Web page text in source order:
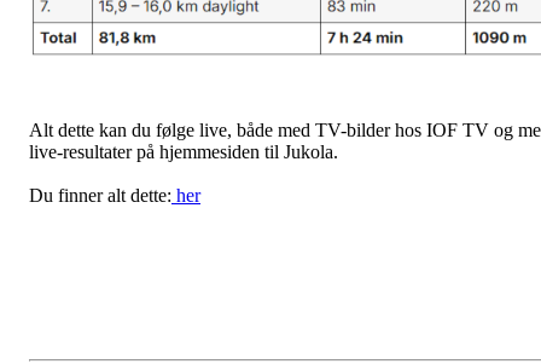
Alt dette kan du følge live, både med TV-bilder hos IOF TV og
live-resultater på hjemmesiden til Jukola.
Du finner alt dette: her